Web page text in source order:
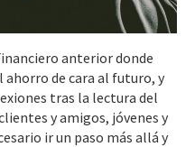
anterior donde
de cara al futuro, y
tras la lectura del
y amigos, jóvenes y
ir un paso más allá y